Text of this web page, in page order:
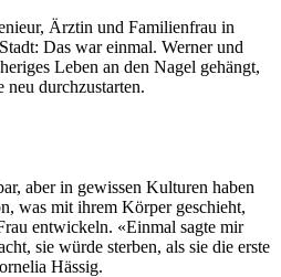
Ärztin und Familienfrau in
Das war einmal. Werner und
Leben an den Nagel gehängt,
neu durchzustarten.
aber in gewissen Kulturen haben
was mit ihrem Körper geschieht,
entwickeln. «Einmal sagte mir
sie würde sterben, als sie die erste
Hässig.